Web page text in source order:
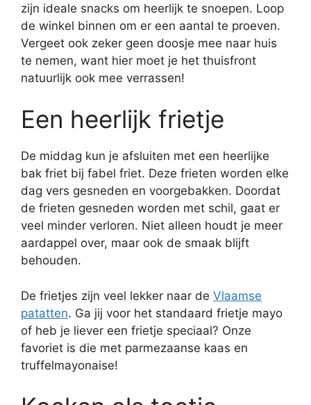
zijn ideale snacks om heerlijk te snoepen. Loop
de winkel binnen om er een aantal te proeven.
Vergeet ook zeker geen doosje mee naar huis
te nemen, want hier moet je het thuisfront
natuurlijk ook mee verrassen!
Een heerlijk frietje
De middag kun je afsluiten met een heerlijke
bak friet bij fabel friet. Deze frieten worden elke
dag vers gesneden en voorgebakken. Doordat
de frieten gesneden worden met schil, gaat er
veel minder verloren. Niet alleen houdt je meer
aardappel over, maar ook de smaak blijft
behouden.
De frietjes zijn veel lekker naar de Vlaamse
patatten. Ga jij voor het standaard frietje mayo
of heb je liever een frietje speciaal? Onze
favoriet is die met parmezaanse kaas en
truffelmayonaise!